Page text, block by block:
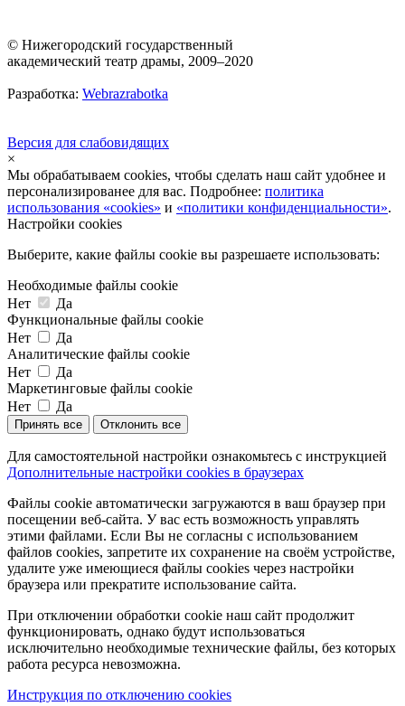
© Нижегородский государственный
академический театр драмы, 2009–2020
Разработка: Webrazrabotka
Версия для слабовидящих
×
Мы обрабатываем cookies, чтобы сделать наш сайт удобнее и
персонализированее для вас. Подробнее: политика
использования «cookies» и «политики конфиденциальности».
Настройки cookies
Выберите, какие файлы cookie вы разрешаете использовать:
Необходимые файлы cookie
Нет
Да
Функциональные файлы cookie
Нет
Да
Аналитические файлы cookie
Нет
Да
Маркетинговые файлы cookie
Нет
Да
Принять все Отклонить все
Для самостоятельной настройки ознакомьтесь с инструкцией
Дополнительные настройки cookies в браузерах
Файлы cookie автоматически загружаются в ваш браузер при
посещении веб-сайта. У вас есть возможность управлять
этими файлами. Если Вы не согласны с использованием
файлов cookies, запретите их сохранение на своём устройстве,
удалите уже имеющиеся файлы cookies через настройки
браузера или прекратите использование сайта.
При отключении обработки cookie наш сайт продолжит
функционировать, однако будут использоваться
исключительно необходимые технические файлы, без которых
работа ресурса невозможна.
Инструкция по отключению cookies